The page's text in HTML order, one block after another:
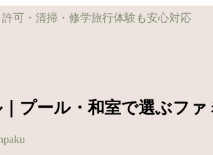
プール・和室で選ぶフ